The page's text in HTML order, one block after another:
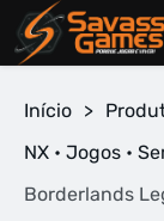
Início >
NX • Jogos •
Borderlands